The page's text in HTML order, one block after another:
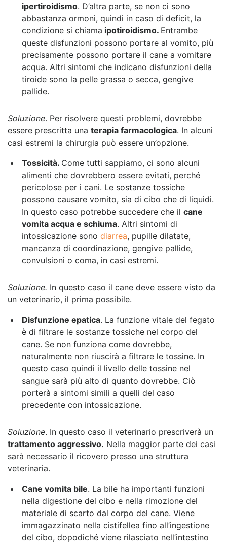
ipertiroidismo. D’altra parte, se non ci sono
abbastanza ormoni, quindi in caso di deficit, la
condizione si chiama ipotiroidismo. Entrambe
queste disfunzioni possono portare al vomito, più
precisamente possono portare il cane a vomitare
acqua. Altri sintomi che indicano disfunzioni della
tiroide sono la pelle grassa o secca, gengive
pallide.
Soluzione. Per risolvere questi problemi, dovrebbe
essere prescritta una terapia farmacologica. In alcuni
casi estremi la chirurgia può essere un’opzione.
Tossicità. Come tutti sappiamo, ci sono alcuni
alimenti che dovrebbero essere evitati, perché
pericolose per i cani. Le sostanze tossiche
possono causare vomito, sia di cibo che di liquidi.
In questo caso potrebbe succedere che il cane
vomita acqua e schiuma. Altri sintomi di
intossicazione sono diarrea, pupille dilatate,
mancanza di coordinazione, gengive pallide,
convulsioni o coma, in casi estremi.
Soluzione. In questo caso il cane deve essere visto da
un veterinario, il prima possibile.
Disfunzione epatica. La funzione vitale del fegato
è di filtrare le sostanze tossiche nel corpo del
cane. Se non funziona come dovrebbe,
naturalmente non riuscirà a filtrare le tossine. In
questo caso quindi il livello delle tossine nel
sangue sarà più alto di quanto dovrebbe. Ciò
porterà a sintomi simili a quelli del caso
precedente con intossicazione.
Soluzione. In questo caso il veterinario prescriverà un
trattamento aggressivo. Nella maggior parte dei casi
sarà necessario il ricovero presso una struttura
veterinaria.
Cane vomita bile. La bile ha importanti funzioni
nella digestione del cibo e nella rimozione del
materiale di scarto dal corpo del cane. Viene
immagazzinato nella cistifellea fino all’ingestione
del cibo, dopodiché viene rilasciato nell’intestino